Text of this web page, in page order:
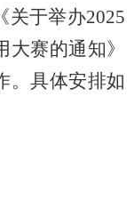
于举办2025
赛的通知》
。具体安排如